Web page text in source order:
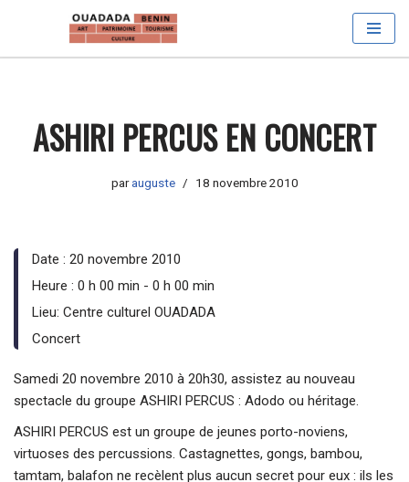
ASHIRI PERCUS EN CONCERT
parauguste 18 novembre 2010
Date : 20 novembre 2010
Heure : 0 h 00 min - 0 h 00 min
Lieu: Centre culturel OUADADA
Concert
Samedi 20 novembre 2010 à 20h30, assistez au nouveau
spectacle du groupe ASHIRI PERCUS : Adodo ou héritage.
ASHIRI PERCUS est un groupe de jeunes porto-noviens,
virtuoses des percussions. Castagnettes, gongs, bambou,
tamtam, balafon ne recèlent plus aucun secret pour eux : ils les